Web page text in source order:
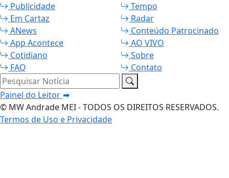
Publicidade
Tempo
Em Cartaz
Radar
ANews
Conteúdo Patrocinado
App Acontece
AO VIVO
Cotidiano
Sobre
FAQ
Contato
Pesquisar Notícia
Painel do Leitor
© MW Andrade MEI - TODOS OS DIREITOS RESERVADOS.
Termos de Uso e Privacidade